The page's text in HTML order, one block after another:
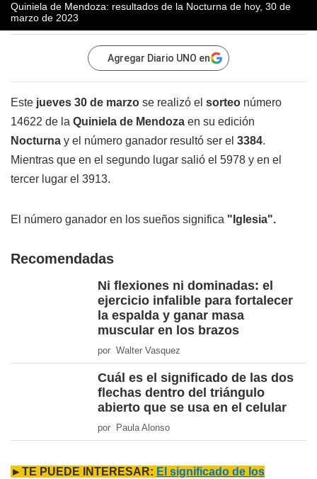
Quiniela de Mendoza: resultados de la Nocturna de hoy, 30 de
marzo de 2023
Agregar Diario UNO en
Este jueves 30 de marzo se realizó el sorteo número
14622 de la Quiniela de Mendoza en su edición
Nocturna y el número ganador resultó ser el 3384.
Mientras que en el segundo lugar salió el 5978 y en el
tercer lugar el 3913.
El número ganador en los sueños significa "Iglesia".
Recomendadas
Ni flexiones ni dominadas: el
ejercicio infalible para fortalecer
la espalda y ganar masa
muscular en los brazos
por Walter Vasquez
Cuál es el significado de las dos
flechas dentro del triángulo
abierto que se usa en el celular
por Paula Alonso
►TE PUEDE INTERESAR: El significado de los